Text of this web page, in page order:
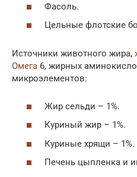
Фасоль.
Цельные флотские
Источники животного жира,
Омега 6, жирных
микроэлементов:
Жир сельди – 1%.
Куриный жир – 1%.
Куриные хрящи – 1%.
Печень цыпленка и